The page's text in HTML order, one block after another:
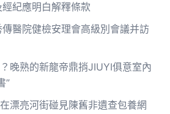
紀應明白解釋條款
醫院健檢安理會高級別會議并訪
晚熟的新龍帝鼎捎JIUYI俱意室內
”
漂亮河街碰見陳舊非遺查包養網